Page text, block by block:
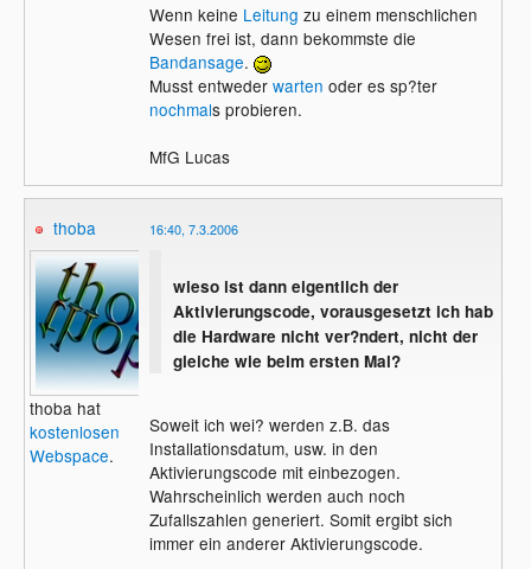
Wenn keine Leitung zu einem menschlichen
Wesen frei ist, dann bekommste die
Bandansage.
Musst entweder warten oder es sp?ter
nochmals probieren.
MfG Lucas
thoba
thoba hat
kostenlosen
Webspace.
16:40, 7.3.2006
wieso ist dann eigentlich der
Aktivierungscode, vorausgesetzt ich hab
die Hardware nicht ver?ndert, nicht der
gleiche wie beim ersten Mal?
Soweit ich wei? werden z.B. das
Installationsdatum, usw. in den
Aktivierungscode mit einbezogen.
Wahrscheinlich werden auch noch
Zufallszahlen generiert. Somit ergibt sich
immer ein anderer Aktivierungscode.